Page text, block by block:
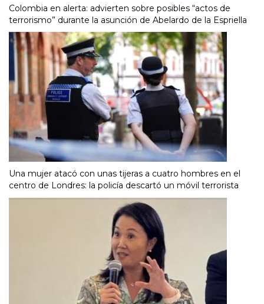
Colombia en alerta: advierten sobre posibles “actos de
terrorismo” durante la asunción de Abelardo de la Espriella
Una mujer atacó con unas tijeras a cuatro hombres en el
centro de Londres: la policía descartó un móvil terrorista